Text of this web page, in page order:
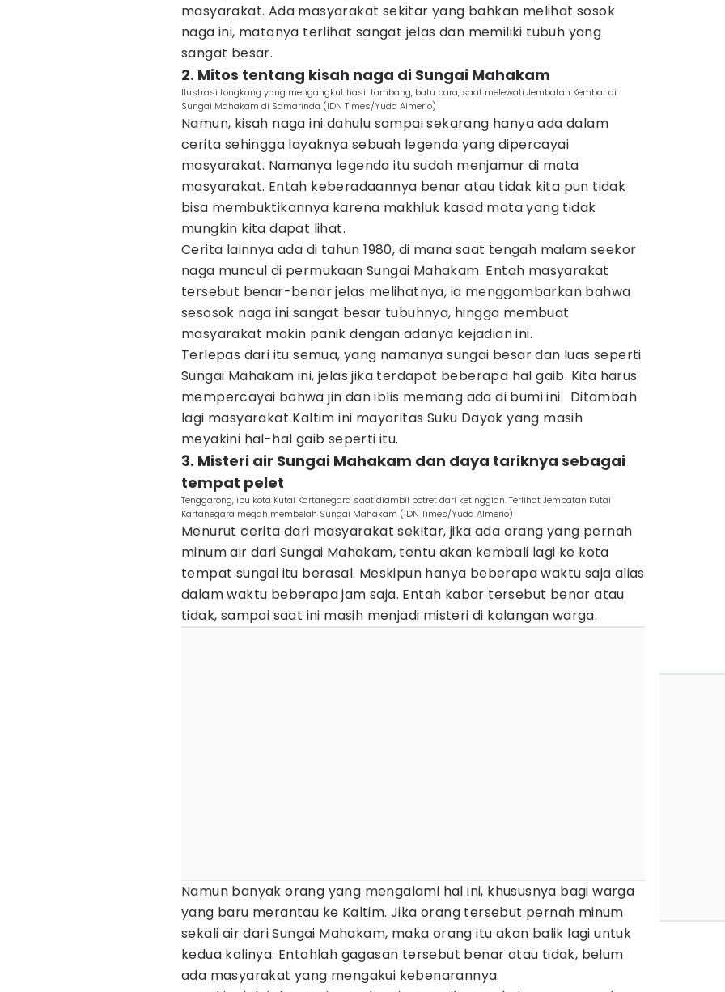
masyarakat. Ada masyarakat sekitar yang bahkan melihat sosok
naga ini, matanya terlihat sangat jelas dan memiliki tubuh yang
sangat besar.
2. Mitos tentang kisah naga di Sungai Mahakam
Ilustrasi tongkang yang mengangkut hasil tambang, batu bara, saat melewati Jembatan Kembar di
Sungai Mahakam di Samarinda (IDN Times/Yuda Almerio)
Namun, kisah naga ini dahulu sampai sekarang hanya ada dalam
cerita sehingga layaknya sebuah legenda yang dipercayai
masyarakat. Namanya legenda itu sudah menjamur di mata
masyarakat. Entah keberadaannya benar atau tidak kita pun tidak
bisa membuktikannya karena makhluk kasad mata yang tidak
mungkin kita dapat lihat.
Cerita lainnya ada di tahun 1980, di mana saat tengah malam seekor
naga muncul di permukaan Sungai Mahakam. Entah masyarakat
tersebut benar-benar jelas melihatnya, ia menggambarkan bahwa
sesosok naga ini sangat besar tubuhnya, hingga membuat
masyarakat makin panik dengan adanya kejadian ini.
Terlepas dari itu semua, yang namanya sungai besar dan luas seperti
Sungai Mahakam ini, jelas jika terdapat beberapa hal gaib. Kita harus
mempercayai bahwa jin dan iblis memang ada di bumi ini. Ditambah
lagi masyarakat Kaltim ini mayoritas Suku Dayak yang masih
meyakini hal-hal gaib seperti itu.
3. Misteri air Sungai Mahakam dan daya tariknya sebagai
tempat pelet
Tenggarong, ibu kota Kutai Kartanegara saat diambil potret dari ketinggian. Terlihat Jembatan Kutai
Kartanegara megah membelah Sungai Mahakam (IDN Times/Yuda Almerio)
Menurut cerita dari masyarakat sekitar, jika ada orang yang pernah
minum air dari Sungai Mahakam, tentu akan kembali lagi ke kota
tempat sungai itu berasal. Meskipun hanya beberapa waktu saja alias
dalam waktu beberapa jam saja. Entah kabar tersebut benar atau
tidak, sampai saat ini masih menjadi misteri di kalangan warga.
Namun banyak orang yang mengalami hal ini, khususnya bagi warga
yang baru merantau ke Kaltim. Jika orang tersebut pernah minum
sekali air dari Sungai Mahakam, maka orang itu akan balik lagi untuk
kedua kalinya. Entahlah gagasan tersebut benar atau tidak, belum
ada masyarakat yang mengakui kebenarannya.